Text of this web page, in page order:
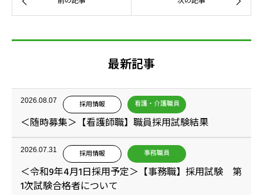
最新記事
2026.08.07 採用情報 看護・介護職員
＜随時募集＞【看護師職】職員採用試験結果
2026.07.31 採用情報 事務職員
＜令和9年4月1日採用予定＞【事務職】採用試験 第
1次試験合格者について